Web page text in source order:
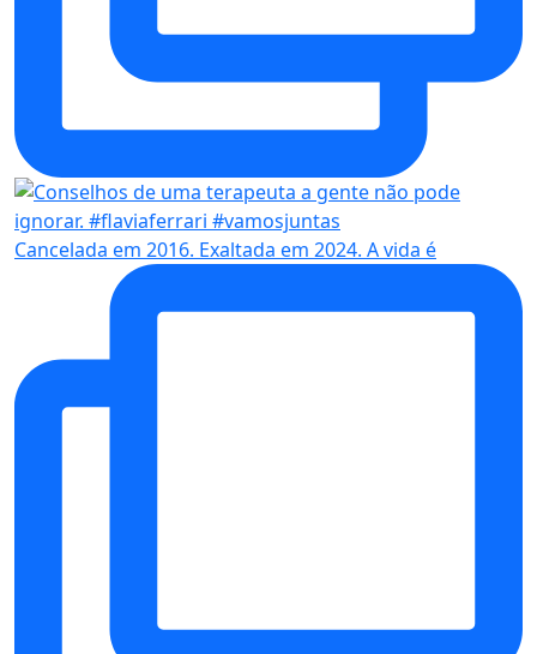
Cancelada em 2016. Exaltada em 2024. A vida é